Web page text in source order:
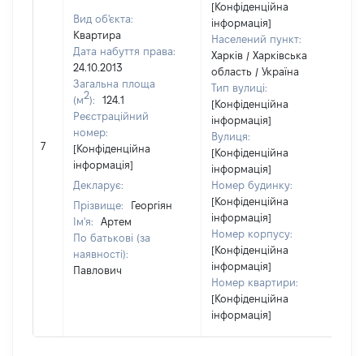
7
Вид об'єкта:
Квартира
Дата набуття права:
24.10.2013
Загальна площа
(м2):
124.1
Реєстраційний
номер:
[Конфіденційна
інформація]
Декларує:
Прізвище:
Георгіян
Ім'я:
Артем
По батькові (за
наявності):
Павлович
[Конфіденційна
інформація]
Населений пункт:
Харків / Харківська
область / Україна
Тип вулиці:
[Конфіденційна
інформація]
Вулиця:
[Конфіденційна
інформація]
Номер будинку:
[Конфіденційна
інформація]
Номер корпусу:
[Конфіденційна
інформація]
Номер квартири:
[Конфіденційна
інформація]